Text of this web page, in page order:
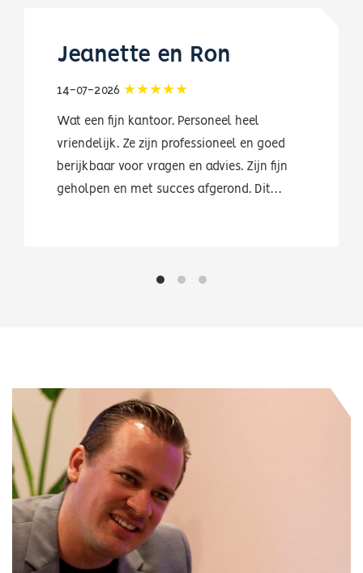
Jeanette en Ron
14-07-2026
Wat een fijn kantoor. Personeel heel
vriendelijk. Ze zijn professioneel en goed
berijkbaar voor vragen en advies. Zijn fijn
geholpen en met succes afgerond. Dit